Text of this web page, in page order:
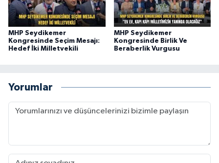
MHP Seydikemer
Kongresinde Seçim Mesajı:
Hedef İki Milletvekili
MHP Seydikemer
Kongresinde Birlik Ve
Beraberlik Vurgusu
Yorumlar